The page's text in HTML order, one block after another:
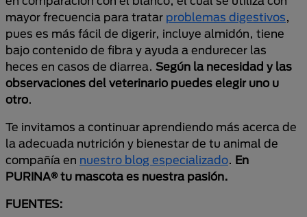
mayor frecuencia para tratar problemas digestivos,
pues es más fácil de digerir, incluye almidón, tiene
bajo contenido de fibra y ayuda a endurecer las
heces en casos de diarrea. Según la necesidad y las
observaciones del veterinario puedes elegir uno u
otro.
Te invitamos a continuar aprendiendo más acerca de
la adecuada nutrición y bienestar de tu animal de
compañía en nuestro blog especializado. En
PURINA® tu mascota es nuestra pasión.
FUENTES: